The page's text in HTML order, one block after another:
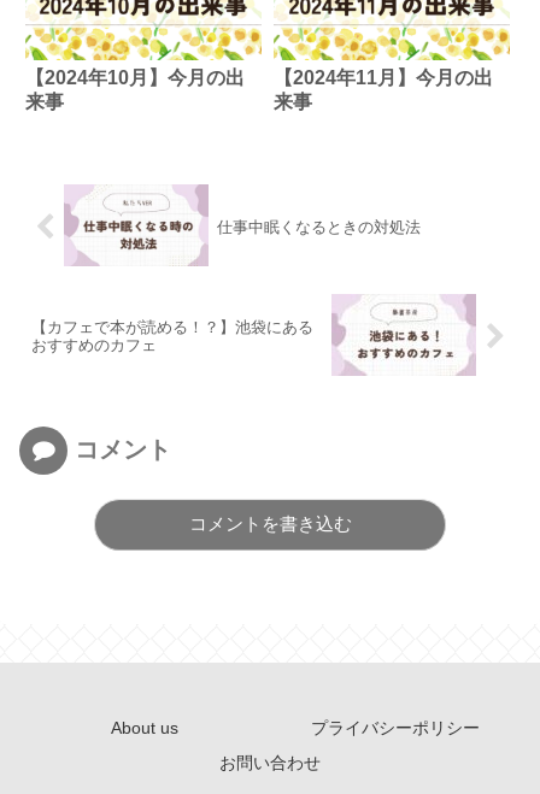
【2024年10月】今月の出
来事
【2024年11月】今月の出
来事
仕事中眠くなるときの対処法
【カフェで本が読める！？】池袋にある
おすすめのカフェ
コメント
コメントを書き込む
About us
プライバシーポリシー
お問い合わせ